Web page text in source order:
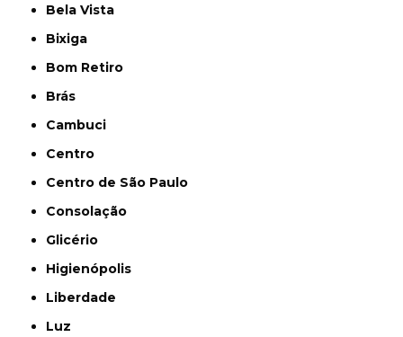
Bela Vista
Bixiga
Bom Retiro
Brás
Cambuci
Centro
Centro de São Paulo
Consolação
Glicério
Higienópolis
Liberdade
Luz